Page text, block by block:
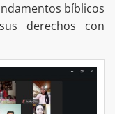
bíblicos
derechos con